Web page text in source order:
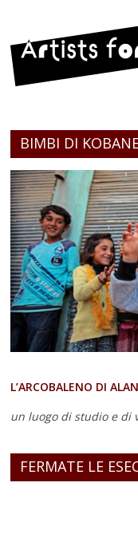
BIMBI DI
L’ARCOBALENO DI ALAN
un luogo di studio e di
FERMATE LE